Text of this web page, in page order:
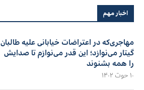
اخبار مهم
مهاجری‌که در اعتراضات خیابانی علیه طالبان
گیتار می‌نوازد؛ این قدر می‌نوازم تا صدایش
را همه بشنوند
۱۰ حوت ۱۴۰۲